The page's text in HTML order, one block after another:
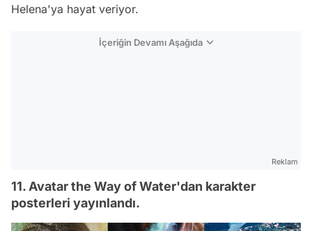
Helena'ya hayat veriyor.
İçeriğin Devamı Aşağıda
Reklam
11. Avatar the Way of Water'dan karakter
posterleri yayınlandı.